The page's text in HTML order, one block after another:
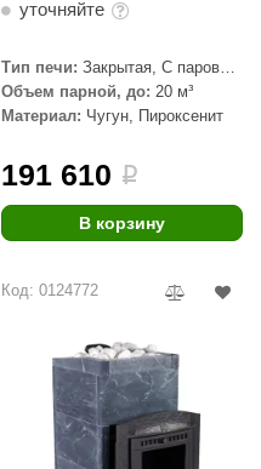
уточняйте
Тип печи: Закрытая, С паровой
пушкой
Объем парной, до: 20 м³
Материал: Чугун, Пироксенит
191 610 i
В корзину
Код: 0124772